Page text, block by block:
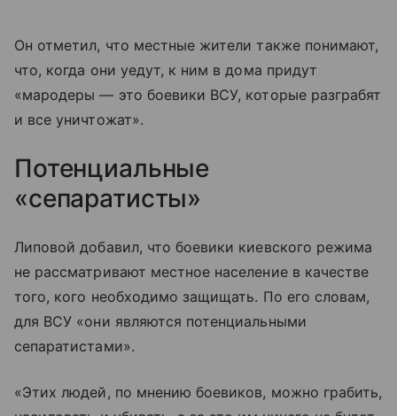
Он отметил, что местные жители также понимают,
что, когда они уедут, к ним в дома придут
«мародеры — это боевики ВСУ, которые разграбят
и все уничтожат».
Потенциальные
«сепаратисты»
Липовой добавил, что боевики киевского режима
не рассматривают местное население в качестве
того, кого необходимо защищать. По его словам,
для ВСУ «они являются потенциальными
сепаратистами».
«Этих людей, по мнению боевиков, можно грабить,